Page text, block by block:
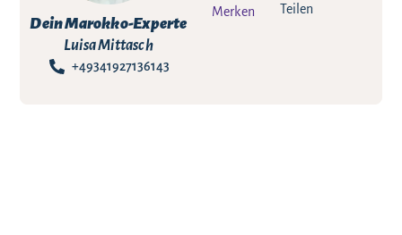
Dein Marokko-Experte
Luisa Mittasch
+49341927136143
Merken Teilen